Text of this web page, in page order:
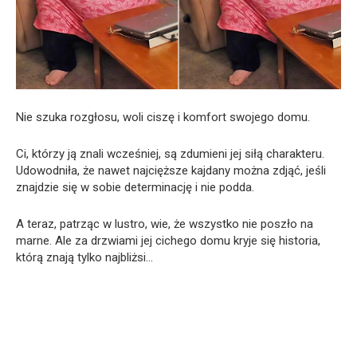
Nie szuka rozgłosu, woli ciszę i komfort swojego domu.
Ci, którzy ją znali wcześniej, są zdumieni jej siłą charakteru.
Udowodniła, że nawet najcięższe kajdany można zdjąć, jeśli
znajdzie się w sobie determinację i nie podda.
A teraz, patrząc w lustro, wie, że wszystko nie poszło na
marne. Ale za drzwiami jej cichego domu kryje się historia,
którą znają tylko najbliżsi…